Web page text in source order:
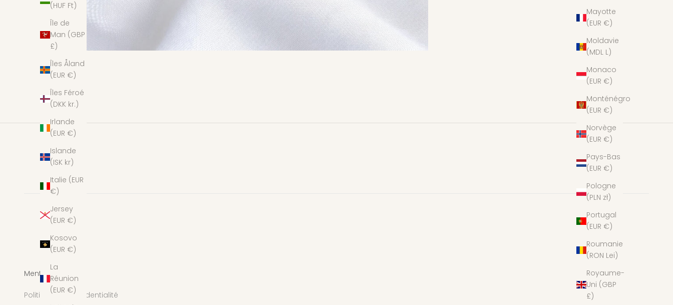
Mayotte
(EUR €)
Moldavie
(MDL L)
Monaco
(EUR €)
Monténégro
(EUR €)
Norvège
(EUR €)
Pays-Bas
(EUR €)
Pologne
(PLN zł)
Portugal
(EUR €)
Roumanie
(RON Lei)
Royaume-
Uni (GBP
£)
(HUF Ft)
Île de
Man (GBP
£)
Îles Åland
(EUR €)
Îles Féroé
(DKK kr.)
Irlande
(EUR €)
Islande
(ISK kr)
Italie (EUR
€)
Jersey
(EUR €)
Kosovo
(EUR €)
La
Réunion
(EUR €)
Mentions légales
Politique de confidentialité